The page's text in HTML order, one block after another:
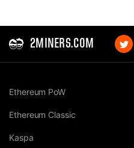
2MINERS.COM
Ethereum PoW
Ethereum Classic
Kaspa